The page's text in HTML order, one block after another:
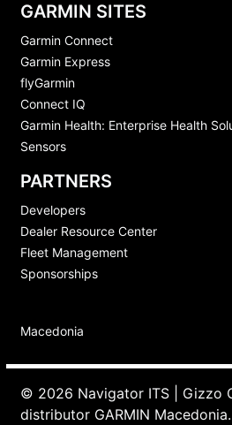
GARMIN SITES
Garmin Connect
Garmin Express
flyGarmin
Connect IQ
Garmin Health: Enterprise Health
Sensors
PARTNERS
Developers
Dealer Resource Center
Fleet Management
Sponsorships
Macedonia
© 2026 Navigator ITS | Gizzo
distributor GARMIN Macedonia.